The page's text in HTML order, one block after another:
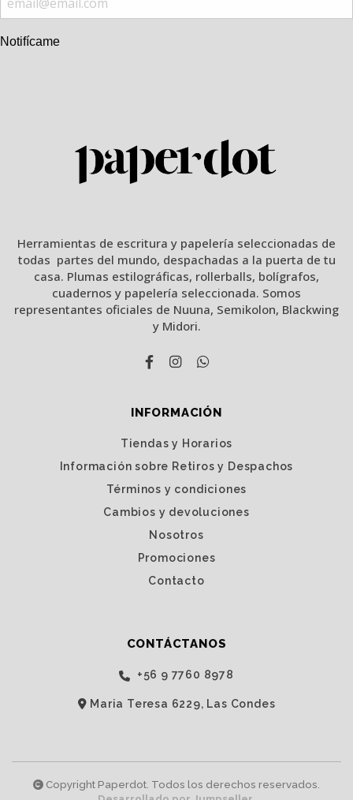
Notifícame
Herramientas de escritura y papelería seleccionadas de
todas partes del mundo, despachadas a la puerta de tu
casa. Plumas estilográficas, rollerballs, bolígrafos,
cuadernos y papelería seleccionada. Somos
representantes oficiales de Nuuna, Semikolon, Blackwing
y Midori.
INFORMACIÓN
Tiendas y Horarios
Información sobre Retiros y Despachos
Términos y condiciones
Cambios y devoluciones
Nosotros
Promociones
Contacto
CONTÁCTANOS
‭+56 9 7760 8978‬
Maria Teresa 6229, Las Condes
Copyright Paperdot. Todos los derechos reservados.